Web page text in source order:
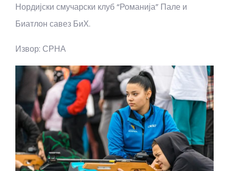
Нордијски смучарски клуб “Романија” Пале и
Биатлон савез БиХ.
Извор: СРНА